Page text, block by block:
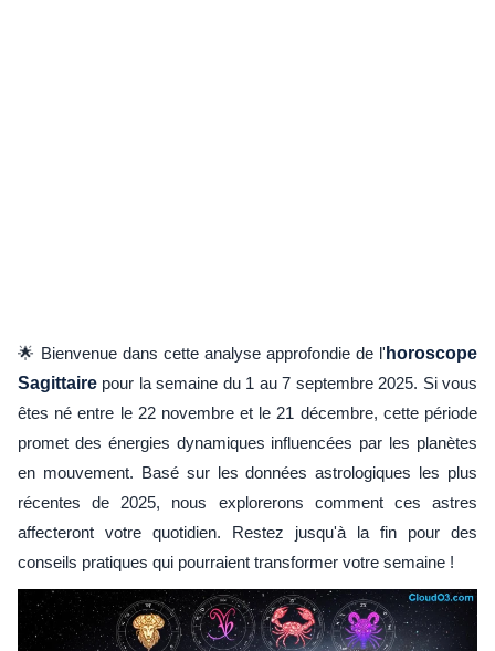
🌟 Bienvenue dans cette analyse approfondie de l' horoscope
Sagittaire pour la semaine du 1 au 7 septembre 2025. Si vous
êtes né entre le 22 novembre et le 21 décembre, cette période
promet des énergies dynamiques influencées par les planètes
en mouvement. Basé sur les données astrologiques les plus
récentes de 2025, nous explorerons comment ces astres
affecteront votre quotidien. Restez jusqu'à la fin pour des
conseils pratiques qui pourraient transformer votre semaine !